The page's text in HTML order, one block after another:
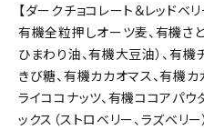
【ダークチョコレート＆レッドベリ
有機全粒押しオーツ麦、有機さ
ひまわり油、有機大豆油）、有機
きび糖、有機カカオマス、有機カ
ライココナッツ、有機ココアパウ
ックス（ストロベリー、ラズベリ